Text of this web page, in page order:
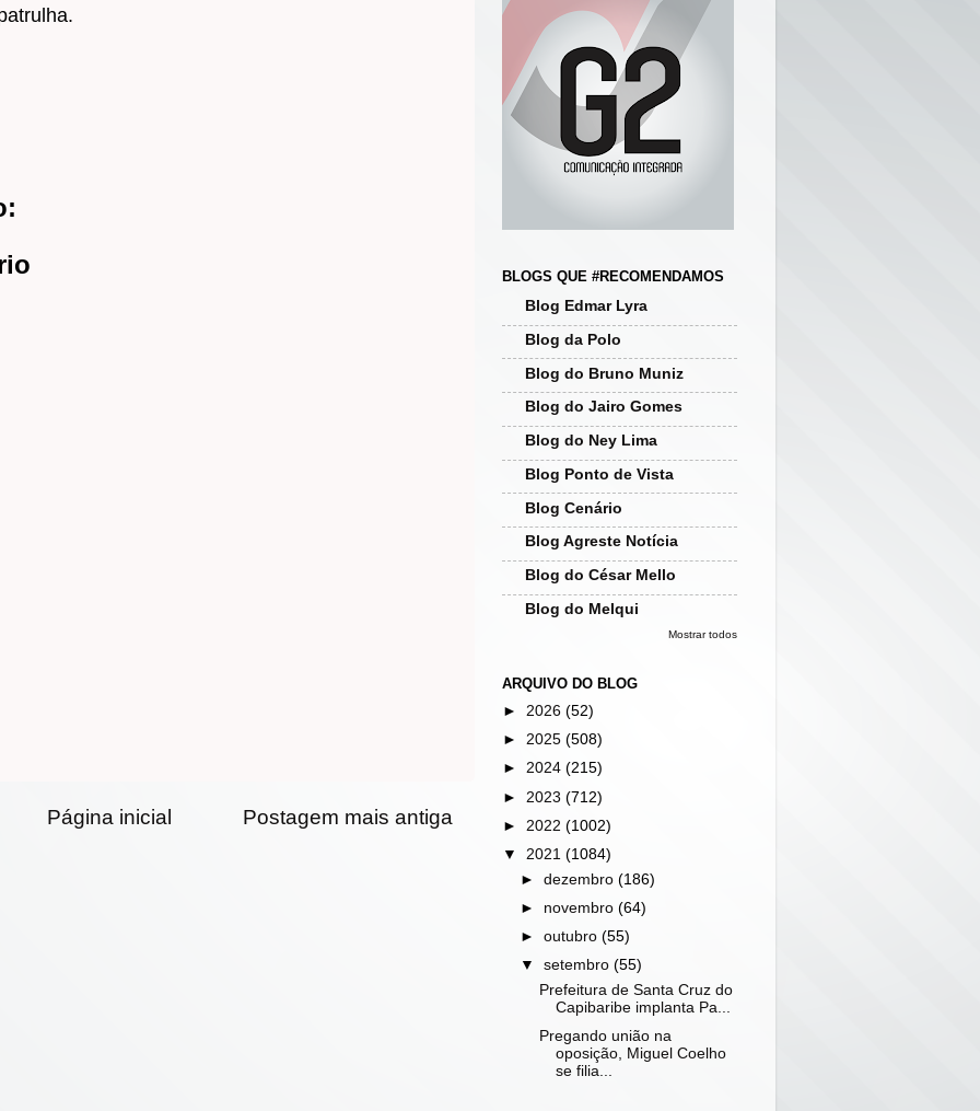
Postagem mais antiga
Página inicial
BLOGS QUE #RECOMENDAMOS
Blog Edmar Lyra
Blog da Polo
Blog do Bruno Muniz
Blog do Jairo Gomes
Blog do Ney Lima
Blog Ponto de Vista
Blog Cenário
Blog Agreste Notícia
Blog do César Mello
Blog do Melqui
Mostrar todos
ARQUIVO DO BLOG
► 2026 (52)
► 2025 (508)
► 2024 (215)
► 2023 (712)
► 2022 (1002)
▼ 2021 (1084)
►dezembro(186)
► novembro(64)
►outubro(55)
▼setembro(55)
Prefeitura de Santa Cruz do
Capibaribe implanta Pa...
Pregando união na
oposição, Miguel Coelho
se filia...